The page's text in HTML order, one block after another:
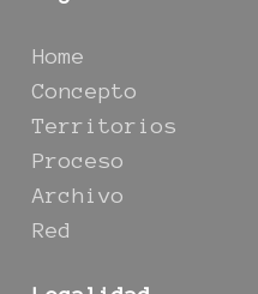
Home
Concepto
Territorios
Proceso
Archivo
Red